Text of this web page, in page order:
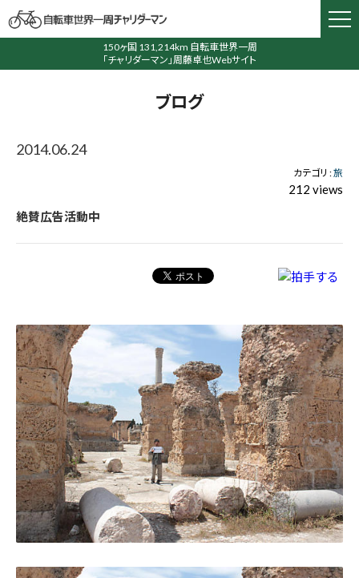
150ヶ国 131,214km 自転車世界一周
「チャリダーマン」周藤卓也Webサイト
ブログ
2014.06.24
カテゴリ :旅
212 views
絶賛広告活動中